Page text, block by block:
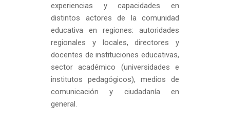
experiencias y capacidades en
distintos actores de la comunidad
educativa en regiones: autoridades
regionales y locales, directores y
docentes de instituciones educativas,
sector académico (universidades e
institutos pedagógicos), medios de
comunicación y ciudadanía en
general.